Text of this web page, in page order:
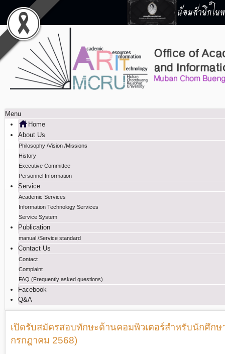
น้อมสำนึกใน
Menu
Home
About Us
Philosophy /Vision /Missions
History
Executive Committee
Personnel Information
Service
Academic Services
Information Technology Services
Service System
Publication
manual /Service standard
Contact Us
Contact
Complaint
FAQ (Frequently asked questions)
Facebook
Q&A
เปิดรับสมัครสอบทักษะด้านคอมพิวเตอร์สำหรับนักศึก
กรกฎาคม 2568)